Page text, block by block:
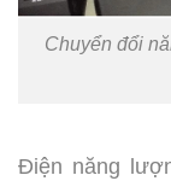
Chuyển đổi
Điện năng